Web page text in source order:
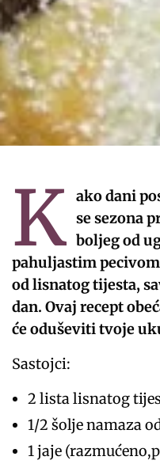
K ako dani
se sezona
boljeg od
pahuljastim
od lisnatog tijesta,
dan. Ovaj recept
će oduševiti tvoje
Sastojci:
2 lista lisnatog
1/2 šolje namaza
1 jaje